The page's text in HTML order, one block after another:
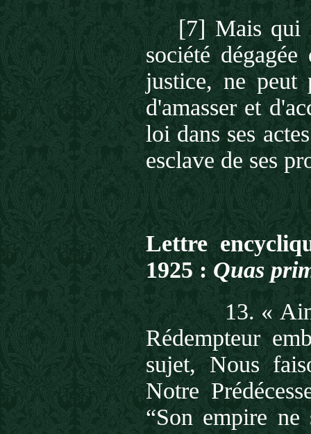
[7] Mais qui
société
justice, ne peut
d'amasser et
loi dans ses
esclave de ses
Lettre
1925 : Quas
13. «
Rédempteur
sujet, Nous
Notre
“Son empire ne